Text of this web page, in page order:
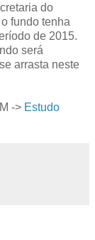
do
fundo tenha
de 2015.
será
arrasta neste
-> Estudo